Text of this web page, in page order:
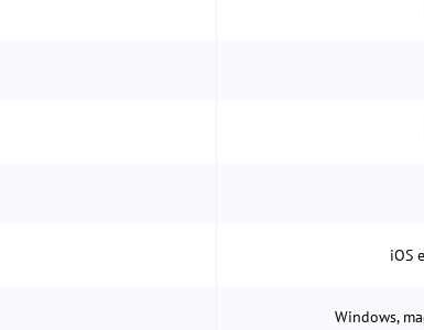
iOS
Windows,